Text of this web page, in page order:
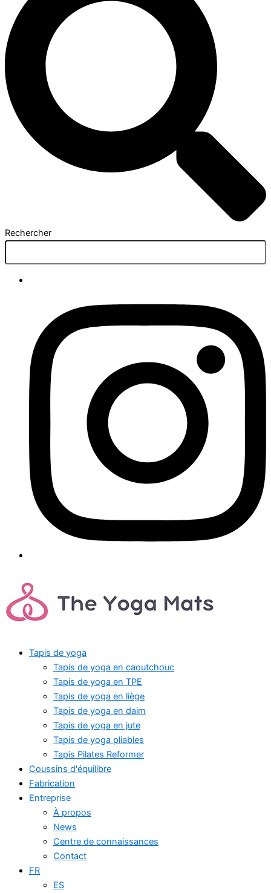
Rechercher
Tapis de yoga
Tapis de yoga en caoutchouc
Tapis de yoga en TPE
Tapis de yoga en liège
Tapis de yoga en daim
Tapis de yoga en jute
Tapis de yoga pliables
Tapis Pilates Reformer
Coussins d'équilibre
Fabrication
Entreprise
À propos
News
Centre de connaissances
Contact
FR
ES